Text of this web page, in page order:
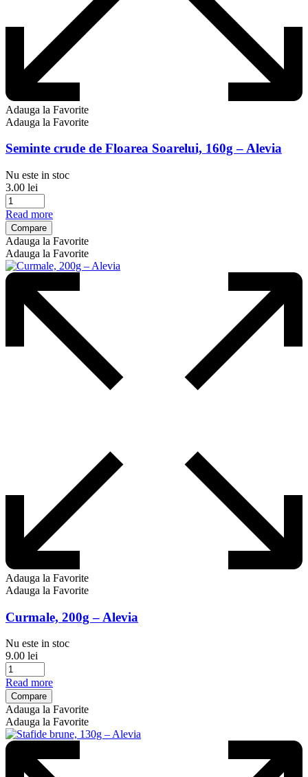
Adauga la Favorite
Adauga la Favorite
Seminte crude de Floarea Soarelui, 160g – Alevia
Nu este in stoc
3.00 lei
Read more
Compare
Adauga la Favorite
Adauga la Favorite
Adauga la Favorite
Adauga la Favorite
Curmale, 200g – Alevia
Nu este in stoc
9.00 lei
Read more
Compare
Adauga la Favorite
Adauga la Favorite